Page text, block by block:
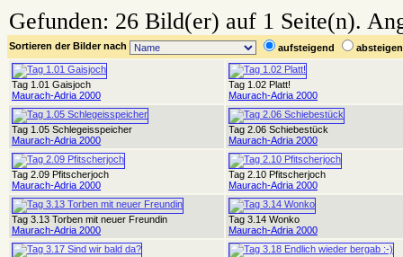
Gefunden: 26 Bild(er) auf 1 Seite(n).
Sortieren der Bilder nach aufsteigend
Tag 1.01 Gaisjoch
Maurach-Adria 2000
Tag 1.02 Platt!
Maurach-Adria 2000
Tag 1.05 Schlegeisspeicher
Maurach-Adria 2000
Tag 2.06 Schiebestück
Maurach-Adria 2000
Tag 2.09 Pfitscherjoch
Maurach-Adria 2000
Tag 2.10 Pfitscherjoch
Maurach-Adria 2000
Tag 3.13 Torben mit neuer Freundin
Maurach-Adria 2000
Tag 3.14 Wonko
Maurach-Adria 2000